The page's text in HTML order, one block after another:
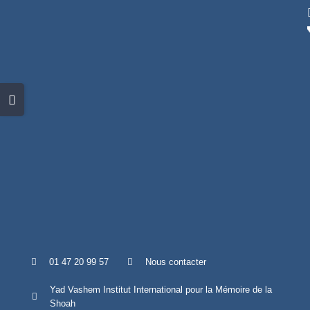
01 47 20 99 57 Nous contacter
Yad Vashem Institut International pour la Mémoire de la
Shoah
Sliding
Bar